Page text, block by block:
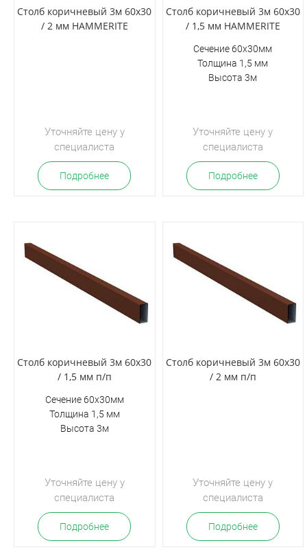
Столб коричневый 3м 60х30
/ 2 мм HAMMERITE
Уточняйте цену у
специалиста
Подробнее
Столб коричневый 3м 60х30
/ 1,5 мм HAMMERITE
Сечение 60х30мм
Толщина 1,5 мм
Высота 3м
Уточняйте цену у
специалиста
Подробнее
Столб коричневый 3м 60х30
/ 1,5 мм п/п
Сечение 60х30мм
Толщина 1,5 мм
Высота 3м
Уточняйте цену у
специалиста
Подробнее
Столб коричневый 3м 60х30
/ 2 мм п/п
Уточняйте цену у
специалиста
Подробнее